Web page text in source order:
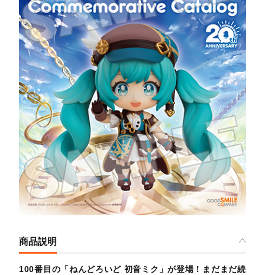
商品説明
100番目の「ねんどろいど 初音ミク」が登場！まだまだ続